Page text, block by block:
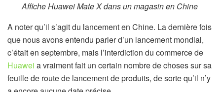
Affiche Huawei Mate X dans un magasin en Chine
A noter qu’il s’agit du lancement en Chine. La dernière fois
que nous avons entendu parler d’un lancement mondial,
c’était en septembre, mais l’interdiction du commerce de
Huawei a vraiment fait un certain nombre de choses sur sa
feuille de route de lancement de produits, de sorte qu’il n’y